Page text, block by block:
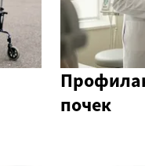
почек